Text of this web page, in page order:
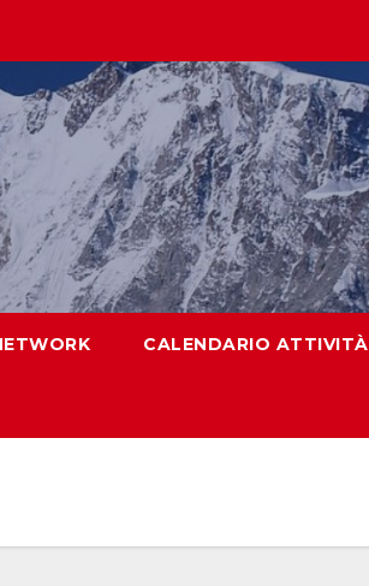
CALENDARIO ATTIVITÀ